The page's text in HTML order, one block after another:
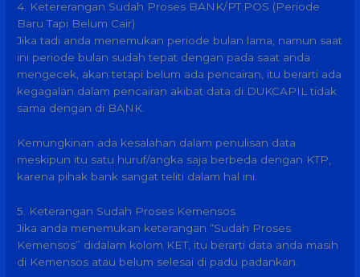
4. Ketererangan Sudah Proses BANK/PT.POS (Periode
Baru Tapi Belum Cair)
Jika tadi anda menemukan periode bulan lama, namun saat
ini periode bulan sudah tepat dengan pada saat anda
mengecek, akan tetapi belum ada pencairan, itu berarti ada
kegagalan dalam pencairan akibat data di DUKCAPIL tidak
sama dengan di BANK.
Kemungkinan ada kesalahan dalam penulisan data
meskipun itu satu huruf/angka saja berbeda dengan KTP,
karena pihak bank sangat teliti dalam hal ini.
5. Keterangan Sudah Proses Kemensos
Jika anda menemukan keterangan “Sudah Proses
Kemensos” didalam kolom KET, itu berarti data anda masih
di Kemensos atau belum selesai di padu padankan.